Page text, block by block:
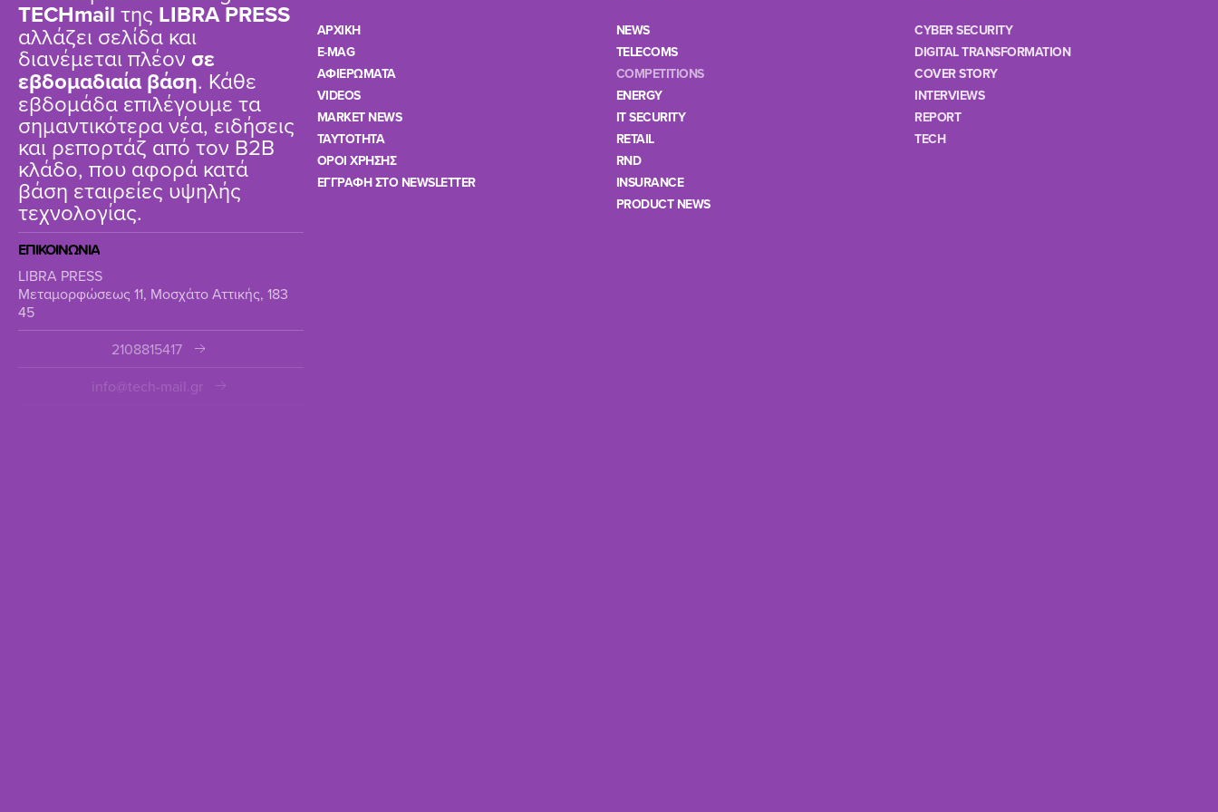
TΕCHmail της LIBRA PRESS
αλλάζει σελίδα και
διανέμεται πλέον σε
εβδομαδιαία βάση. Κάθε
εβδομάδα επιλέγουμε τα
σημαντικότερα νέα, ειδήσεις
και ρεπορτάζ από τον B2B
κλάδο, που αφορά κατά
βάση εταιρείες υψηλής
τεχνολογίας.
ΕΠΙΚΟΙΝΩΝΙΑ
LIBRA PRESS
Μεταμορφώσεως 11, Μοσχάτο Αττικής, 183
45
2108815417
info@tech-mail.gr
ΑΡΧΙΚΗ
E-MAG
ΑΦΙΕΡΩΜΑΤΑ
VIDEOS
MARKET NEWS
TAYTOTHTA
ΟΡΟΙ ΧΡΗΣΗΣ
ΕΓΓΡΑΦΗ ΣΤΟ NEWSLETTER
NEWS
TELECOMS
COMPETITIONS
ENERGY
IT SECURITY
RETAIL
RND
INSURANCE
PRODUCT NEWS
CYBER SECURITY
DIGITAL TRANSFORMATION
COVER STORY
INTERVIEWS
REPORT
TECH